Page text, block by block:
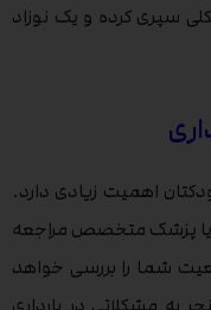
سپری کرده و یک نوزاد
اهمیت زیادی دارد.
یا پزشک متخصص مراجعه
شما را بررسی خواهد